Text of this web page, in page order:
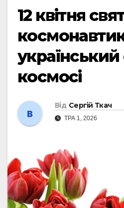
12 квітня
український
космосі
Від Сергій Ткач
ТРА 1, 2026